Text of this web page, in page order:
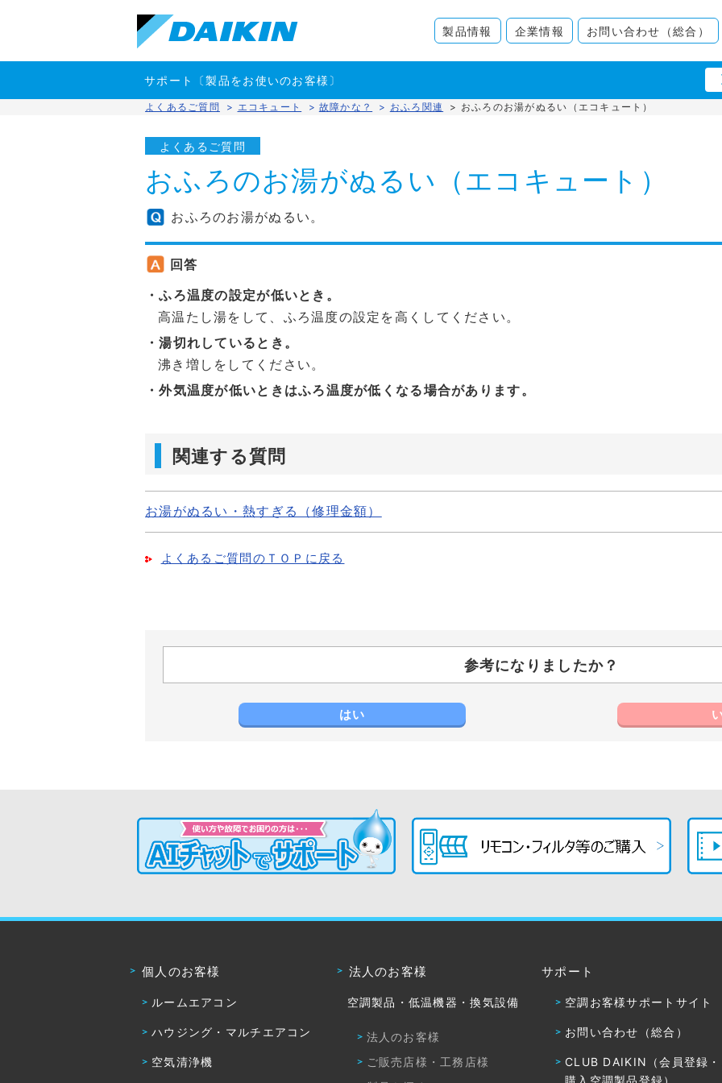
製品情報 企業情報 お問い合わせ（総合）
サポート〔製品をお使いのお客様〕
よくあるご質問 > エコキュート > 故障かな？ > おふろ関連 > おふろのお湯がぬるい（エコキュート）
よくあるご質問
おふろのお湯がぬるい（エコキュート）
おふろのお湯がぬるい。
回答
・ふろ温度の設定が低いとき。
高温たし湯をして、ふろ温度の設定を高くしてください。
・湯切れしているとき。
沸き増しをしてください。
・外気温度が低いときはふろ温度が低くなる場合があります。
関連する質問
お湯がぬるい・熱すぎる（修理金額）
よくあるご質問のＴＯＰに戻る
参考になりましたか？
はい
個人のお客様
ルームエアコン
ハウジング・マルチエアコン
空気清浄機
法人のお客様
空調製品・低温機器・換気設備
法人のお客様
ご販売店様・工務店様
サポート
空調お客様サポートサイト
お問い合わせ（総合）
CLUB DAIKIN（会員登録
購入空調製品登録）